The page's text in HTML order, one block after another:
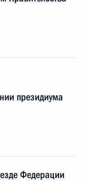
президиума
Федерации